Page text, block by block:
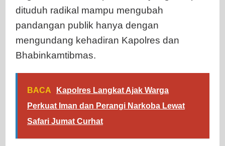
dituduh radikal mampu mengubah
pandangan publik hanya dengan
mengundang kehadiran Kapolres dan
Bhabinkamtibmas.
BACA
Kapolres Langkat Ajak Warga
Perkuat Iman dan Perangi Narkoba Lewat
Safari Jumat Curhat